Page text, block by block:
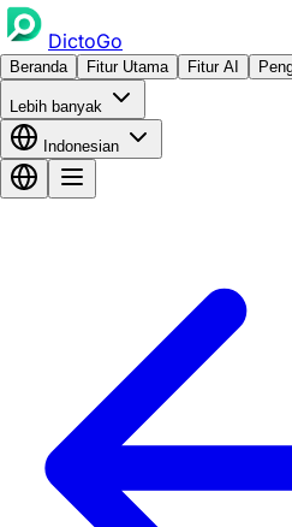
DictoGo
Beranda Fitur Utama Fitur AI
Lebih banyak
Indonesian